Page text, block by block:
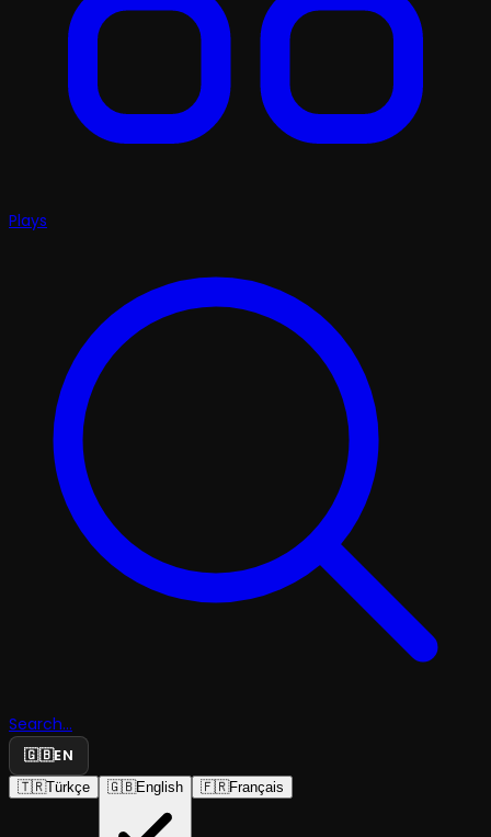
Plays
Search...
🇬🇧EN
🇹🇷Türkçe 🇬🇧English 🇫🇷Français